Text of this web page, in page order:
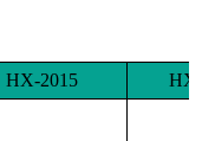
HX-2015